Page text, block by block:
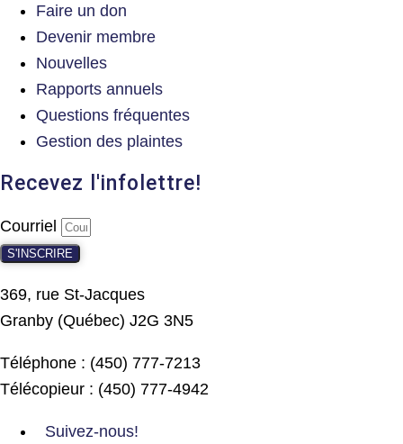
Faire un don
Devenir membre
Nouvelles
Rapports annuels
Questions fréquentes
Gestion des plaintes
Recevez l'infolettre!
Courriel
S'INSCRIRE
369, rue St-Jacques
Granby (Québec) J2G 3N5
Téléphone : (450) 777-7213
Télécopieur : (450) 777-4942
Suivez-nous!